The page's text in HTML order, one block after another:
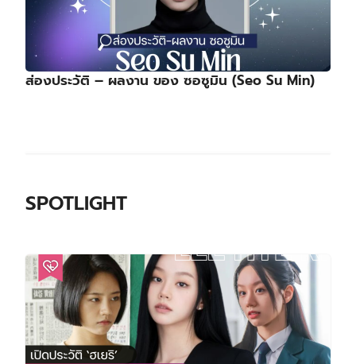
ส่องประวัติ – ผลงาน ของ ซอซูมิน (Seo Su Min)
SPOTLIGHT